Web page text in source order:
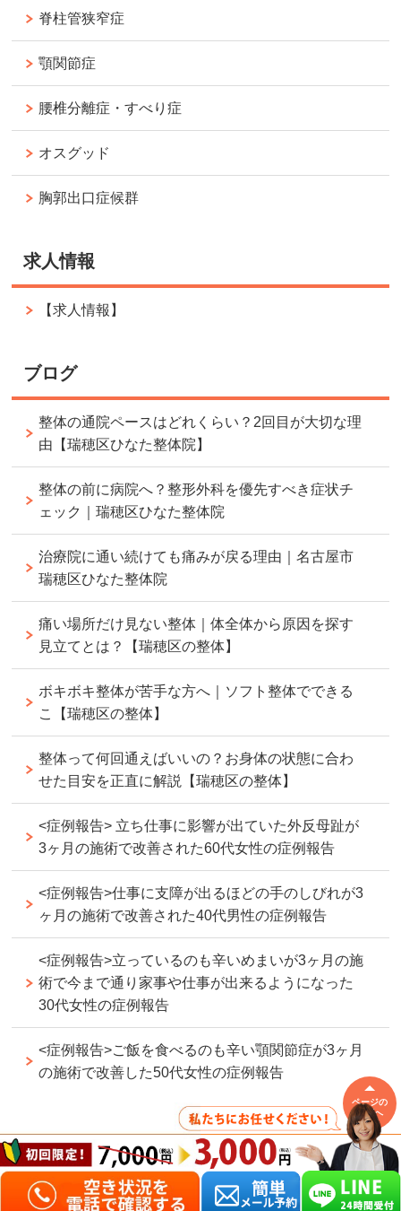
脊柱管狭窄症
顎関節症
腰椎分離症・すべり症
オスグッド
胸郭出口症候群
求人情報
【求人情報】
ブログ
整体の通院ペースはどれくらい？2回目が大切な理
由【瑞穂区ひなた整体院】
整体の前に病院へ？整形外科を優先すべき症状チ
ェック｜瑞穂区ひなた整体院
治療院に通い続けても痛みが戻る理由｜名古屋市
瑞穂区ひなた整体院
痛い場所だけ見ない整体｜体全体から原因を探す
見立てとは？【瑞穂区の整体】
ボキボキ整体が苦手な方へ｜ソフト整体でできる
こ【瑞穂区の整体】
整体って何回通えばいいの？お身体の状態に合わ
せた目安を正直に解説【瑞穂区の整体】
<症例報告> 立ち仕事に影響が出ていた外反母趾が
3ヶ月の施術で改善された60代女性の症例報告
<症例報告>仕事に支障が出るほどの手のしびれが3
ヶ月の施術で改善された40代男性の症例報告
<症例報告>立っているのも辛いめまいが3ヶ月の施
術で今まで通り家事や仕事が出来るようになった
30代女性の症例報告
<症例報告>ご飯を食べるのも辛い顎関節症が3ヶ月
の施術で改善した50代女性の症例報告
ページの
先頭へ